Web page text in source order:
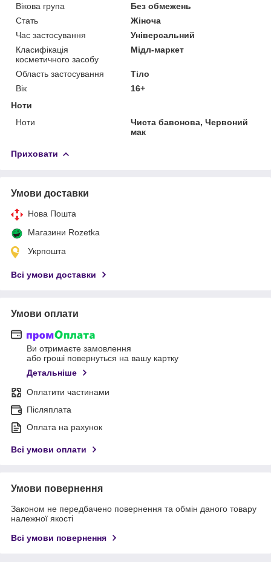
Вікова група
Без обмежень
Стать
Жіноча
Час застосування
Універсальний
Класифікація
косметичного засобу
Мідл-маркет
Область застосування
Тіло
Вік
16+
Ноти
Ноти
Чиста бавонова, Червоний
мак
Приховати
Умови доставки
Нова Пошта
Магазини Rozetka
Укрпошта
Всі умови доставки
Умови оплати
Ви отримаєте замовлення
або гроші повернуться на вашу картку
Детальніше
Оплатити частинами
Післяплата
Оплата на рахунок
Всі умови оплати
Умови повернення
Законом не передбачено повернення та обмін даного товару
належної якості
Всі умови повернення